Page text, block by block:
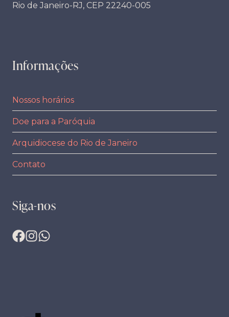
Rio de Janeiro-RJ, CEP 22240-005
Informações
Nossos horários
Doe para a Paróquia
Arquidiocese do Rio de Janeiro
Contato
Siga-nos